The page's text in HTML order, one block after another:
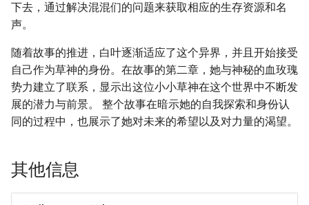
下去，通过解决混混们的问题来获取相应的生存资源和名
声。
随着故事的推进，白叶逐渐适应了这个异界，并且开始接受
自己作为草神的身份。在故事的第二章，她与神秘的血玫瑰
势力建立了联系，显示出这位小小草神在这个世界中不断发
展的潜力与前景。 整个故事在暗示她的自我探索和身份认
同的过程中，也展示了她对未来的希望以及对力量的渴望。
其他信息